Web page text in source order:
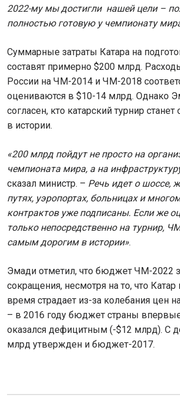
2022-му мы достигли нашей цели –
полностью готовую у чемпионату
Суммарные затраты Катара на
составят примерно $200 млрд.
России на ЧМ-2014 и ЧМ-2018
оцениваются в $10-14 млрд. Однако
согласен, кто катарский турнир
в истории.
«200 млрд пойдут не просто на
чемпионата мира, а на
сказал министр. – Речь идет о шоссе,
путях, уэропортах, больницах и
контрактов уже подписаны. Если же
только непосредственно на турнир,
самым дорогим в истории».
Эмади отметил, что бюджет ЧМ-2022
сокращения, несмотря на то, что
время страдает из-за колебания цен
– в 2016 году бюджет страны
оказался дефицитным (-$12 млрд). С
млрд утвержден и бюджет-2017.